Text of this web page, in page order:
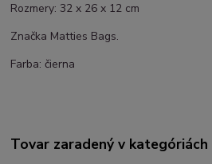
Rozmery: 32 x 26 x 12 cm
Značka Matties Bags.
Farba: čierna
Tovar zaradený v kategóriách